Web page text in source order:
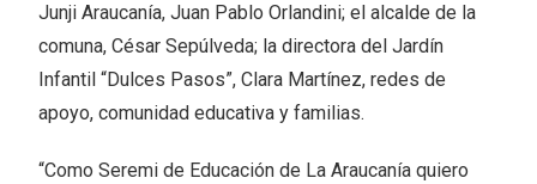
Junji Araucanía, Juan Pablo Orlandini; el alcalde de la
comuna, César Sepúlveda; la directora del Jardín
Infantil “Dulces Pasos”, Clara Martínez, redes de
apoyo, comunidad educativa y familias.
“Como Seremi de Educación de La Araucanía quiero